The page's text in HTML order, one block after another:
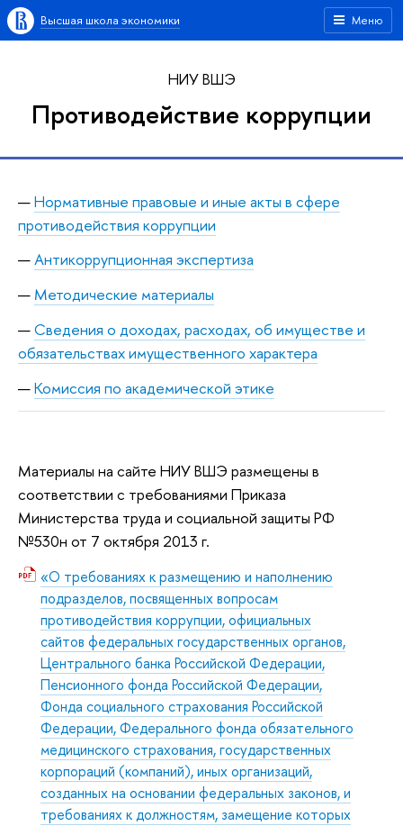
Меню
Высшая школа экономики
НИУ ВШЭ
Противодействие коррупции
Нормативные правовые и иные акты в сфере
противодействия коррупции
Антикоррупционная экспертиза
Методические материалы
Сведения о доходах, расходах, об имуществе и
обязательствах имущественного характера
Комиссия по академической этике
Материалы на сайте НИУ ВШЭ размещены в
соответствии с требованиями Приказа
Министерства труда и социальной защиты РФ
№530н от 7 октября 2013 г.
«О требованиях к размещению и наполнению
подразделов, посвященных вопросам
противодействия коррупции, официальных
сайтов федеральных государственных органов,
Центрального банка Российской Федерации,
Пенсионного фонда Российской Федерации,
Фонда социального страхования Российской
Федерации, Федерального фонда обязательного
медицинского страхования, государственных
корпораций (компаний), иных организаций,
созданных на основании федеральных законов, и
требованиях к должностям, замещение которых